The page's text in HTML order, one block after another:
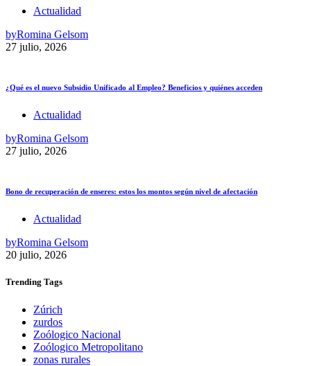
Actualidad
byRomina Gelsom
27 julio, 2026
¿Qué es el nuevo Subsidio Unificado al Empleo? Beneficios y quiénes acceden
Actualidad
byRomina Gelsom
27 julio, 2026
Bono de recuperación de enseres: estos los montos según nivel de afectación
Actualidad
byRomina Gelsom
20 julio, 2026
Trending Tags
Zúrich
zurdos
Zoólogico Nacional
Zoólogico Metropolitano
zonas rurales